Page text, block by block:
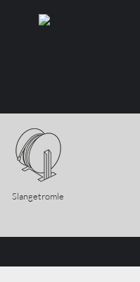
Slangetromle